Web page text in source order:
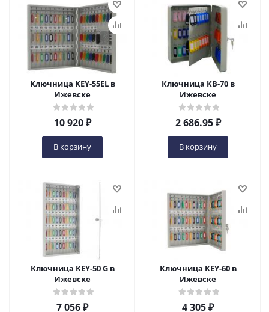
Ключница KEY-55EL в
Ижевске
10 920₽
В корзину
Ключница KB-70 в
Ижевске
2 686.95₽
В корзину
Ключница KEY-50 G в
Ижевске
7 056₽
Ключница KEY-60 в
Ижевске
4 305₽